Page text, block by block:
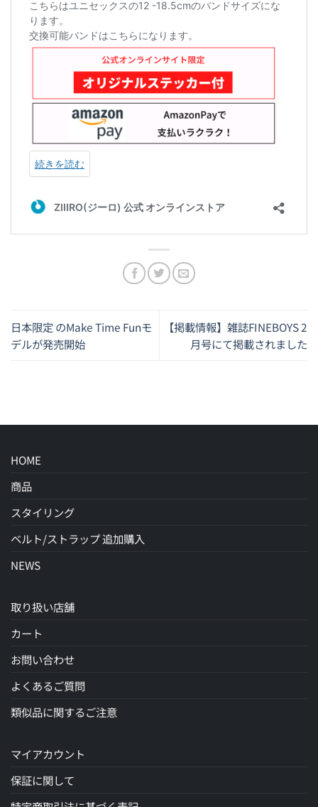
日本限定 のMake Time Funモ
デルが発売開始
【掲載情報】雑誌FINEBOYS 2
月号にて掲載されました
HOME
商品
スタイリング
ベルト/ストラップ 追加購入
NEWS
取り扱い店舗
カート
お問い合わせ
よくあるご質問
類似品に関するご注意
マイアカウント
保証に関して